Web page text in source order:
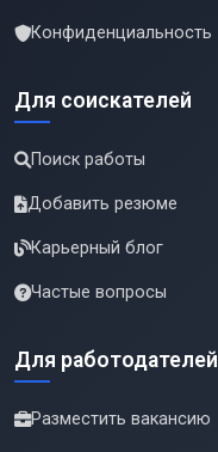
Конфиденциальность
Для соискателей
Поиск работы
Добавить резюме
Карьерный блог
Частые вопросы
Для работодателей
Разместить вакансию